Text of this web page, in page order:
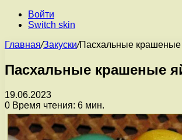
Войти
Switch skin
Главная/Закуски/Пасхальные крашеные
Пасхальные крашеные
19.06.2023
0 Время чтения: 6 мин.